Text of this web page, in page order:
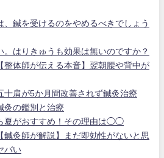
鍼を受けるのをやめるべきでしょう
。はりきゅうも効果は無いのですか？
整体師が伝える本音】翌朝腰や背中が
十肩が5か月間改善されず鍼灸治療
灸の鑑別と治療
夏がおすすめ！その理由は◯◯
鍼灸師が解説】まだ即効性がないと思
バい